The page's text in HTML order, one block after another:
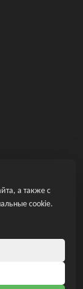
а также с
cookie.